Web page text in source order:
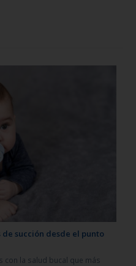
de succión desde el punto
la salud bucal que más